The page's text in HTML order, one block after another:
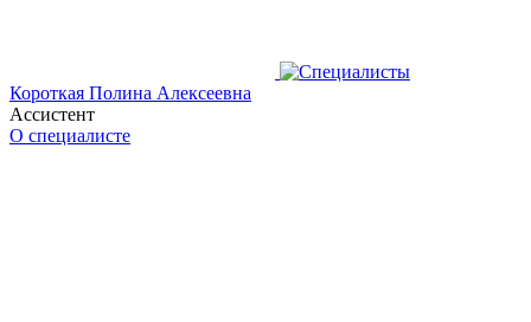
Короткая Полина Алексеевна
Ассистент
О специалисте